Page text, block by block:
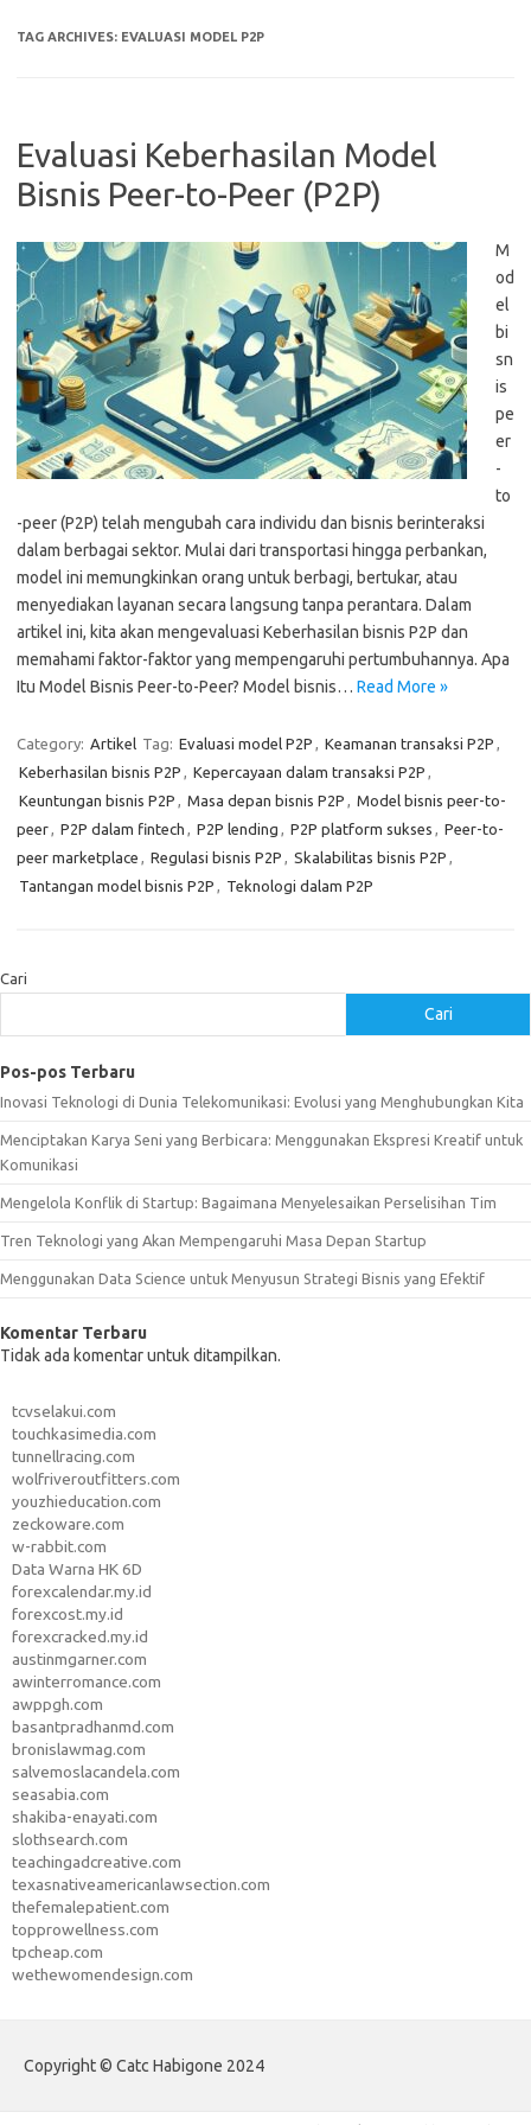
TAG ARCHIVES: EVALUASI MODEL P2P
Evaluasi Keberhasilan Model
Bisnis Peer-to-Peer (P2P)
M
od
el
bi
sn
is
pe
er
-
to
-peer (P2P) telah mengubah cara individu dan bisnis berinteraksi
dalam berbagai sektor. Mulai dari transportasi hingga perbankan,
model ini memungkinkan orang untuk berbagi, bertukar, atau
menyediakan layanan secara langsung tanpa perantara. Dalam
artikel ini, kita akan mengevaluasi Keberhasilan bisnis P2P dan
memahami faktor-faktor yang mempengaruhi pertumbuhannya. Apa
Itu Model Bisnis Peer-to-Peer? Model bisnis… Read More »
Category: Artikel Tag: Evaluasi model P2P , Keamanan transaksi P2P ,
Keberhasilan bisnis P2P , Kepercayaan dalam transaksi P2P ,
Keuntungan bisnis P2P , Masa depan bisnis P2P , Model bisnis peer-to-
peer, P2P dalam fintech , P2P lending , P2P platform sukses , Peer-to-
peer marketplace , Regulasi bisnis P2P , Skalabilitas bisnis P2P ,
Tantangan model bisnis P2P , Teknologi dalam P2P
Cari
Cari
Pos-pos Terbaru
Inovasi Teknologi di Dunia Telekomunikasi: Evolusi yang Menghubungkan Kita
Menciptakan Karya Seni yang Berbicara: Menggunakan Ekspresi Kreatif untuk
Komunikasi
Mengelola Konflik di Startup: Bagaimana Menyelesaikan Perselisihan Tim
Tren Teknologi yang Akan Mempengaruhi Masa Depan Startup
Menggunakan Data Science untuk Menyusun Strategi Bisnis yang Efektif
Komentar Terbaru
Tidak ada komentar untuk ditampilkan.
tcvselakui.com
touchkasimedia.com
tunnellracing.com
wolfriveroutfitters.com
youzhieducation.com
zeckoware.com
w-rabbit.com
Data Warna HK 6D
forexcalendar.my.id
forexcost.my.id
forexcracked.my.id
austinmgarner.com
awinterromance.com
awppgh.com
basantpradhanmd.com
bronislawmag.com
salvemoslacandela.com
seasabia.com
shakiba-enayati.com
slothsearch.com
teachingadcreative.com
texasnativeamericanlawsection.com
thefemalepatient.com
topprowellness.com
tpcheap.com
wethewomendesign.com
Copyright © Catc Habigone 2024